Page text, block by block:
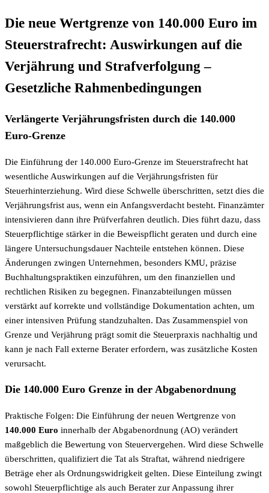
Die neue Wertgrenze von 140.000 Euro im
Steuerstrafrecht: Auswirkungen auf die
Verjährung und Strafverfolgung –
Gesetzliche Rahmenbedingungen
Verlängerte Verjährungsfristen durch die 140.000
Euro-Grenze
Die Einführung der 140.000 Euro-Grenze im Steuerstrafrecht hat
wesentliche Auswirkungen auf die Verjährungsfristen für
Steuerhinterziehung. Wird diese Schwelle überschritten, setzt dies die
Verjährungsfrist aus, wenn ein Anfangsverdacht besteht. Finanzämter
intensivieren dann ihre Prüfverfahren deutlich. Dies führt dazu, dass
Steuerpflichtige stärker in die Beweispflicht geraten und durch eine
längere Untersuchungsdauer Nachteile entstehen können. Diese
Änderungen zwingen Unternehmen, besonders KMU, präzise
Buchhaltungspraktiken einzuführen, um den finanziellen und
rechtlichen Risiken zu begegnen. Finanzabteilungen müssen
verstärkt auf korrekte und vollständige Dokumentation achten, um
einer intensiven Prüfung standzuhalten. Das Zusammenspiel von
Grenze und Verjährung prägt somit die Steuerpraxis nachhaltig und
kann je nach Fall externe Berater erfordern, was zusätzliche Kosten
verursacht.
Die 140.000 Euro Grenze in der Abgabenordnung
Praktische Folgen: Die Einführung der neuen Wertgrenze von
140.000 Euro innerhalb der Abgabenordnung (AO) verändert
maßgeblich die Bewertung von Steuervergehen. Wird diese Schwelle
überschritten, qualifiziert die Tat als Straftat, während niedrigere
Beträge eher als Ordnungswidrigkeit gelten. Diese Einteilung zwingt
sowohl Steuerpflichtige als auch Berater zur Anpassung ihrer